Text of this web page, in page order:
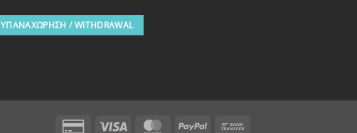
ΥΠΑΝΑΧΩΡΗΣΗ / WITHDRAWAL
Credit Visa MasterCardPayPal